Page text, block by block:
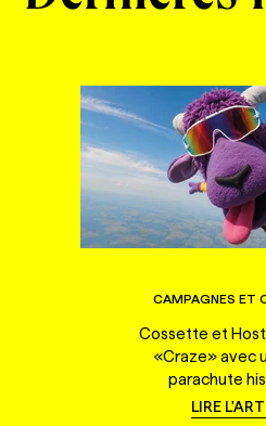
CAMPAGNES ET
Cossette et
«Craze» avec
parachute
LIRE